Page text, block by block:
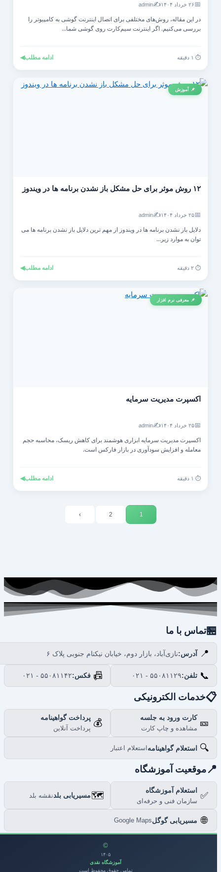
۲۶ خرداد ۱۴۰۴ ✍️
admin
در این مقاله، روش‌های مختلفی برای اتصال اینترنت گوشی به کامپیوتر را
بررسی می‌کنیم. اگر اینترنت سیم‌کارت روی گوشی شما...
ادامه مطلب◀
📌 آموزش
۱۲ روش موثر برای حل مشکل باز نشدن برنامه ها در ویندوز
۲۵ خرداد ۱۴۰۴ ✍️
admin
دلایل باز نشدن برنامه ها در ویندوز از مهم ترین دلایل باز نشدن برنامه ها می
توان به موارد زیر...
ادامه مطلب◀
📌 معرفی نرم افزار
اکسپرت مدیریت سرمایه
۲۵ خرداد ۱۴۰۴ ✍️
admin
اکسپرت مدیریت سرمایه ابزاری هوشمند برای کاهش ریسک، محاسبه حجم
معامله و افزایش سودآوری در بازار فارکس است.
ادامه مطلب◀
تماس با ما
📍 آدرس:نازی‌آباد، بازار دوم، خیابان نیکنام جنوبی پلاک ۶
📞 تلفن:۰۲۱ - ۵۵۰۸۱۱۲۹ 📠 فکس:۰۲۱ - ۵۵۰۸۱۱۴۲
خدمات الکترونیکی
🎫 کارت ورود به جلسه
مشاهده و چاپ کارت
💰 پرداخت گواهینامه
پرداخت آنلاین
🔍 استعلام گواهینامهاستعلام اعتبار
موقعیت آموزشگاه
✅ استعلام آموزشگاه
سازمان فنی و حرفه‌ای
🗺️مسیریابی بلدنقشه بلد
مسیریابی گوگلGoogle Maps
۱۴۰۵
آموزشگاه نقدی
تمامی حقوق محفوظ است